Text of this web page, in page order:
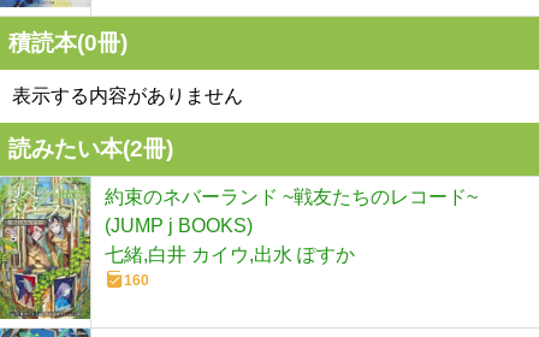
積読本(0冊)
表示する内容がありません
読みたい本(2冊)
約束のネバーランド ~戦友たちのレコード~
(JUMP j BOOKS)
七緒,白井 カイウ,出水 ぽすか
160